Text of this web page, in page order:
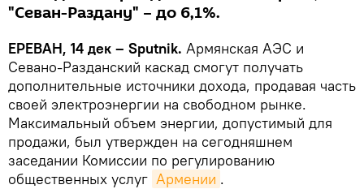
"Севан-Раздану" – до 6,1%.
ЕРЕВАН, 14 дек – Sputnik. Армянская АЭС и
Севано-Разданский каскад смогут получать
дополнительные источники дохода, продавая часть
своей электроэнергии на свободном рынке.
Максимальный объем энергии, допустимый для
продажи, был утвержден на сегодняшнем
заседании Комиссии по регулированию
общественных услуг Армении .